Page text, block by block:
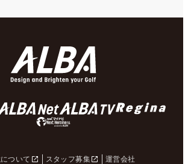
ついて スタッフ募集
運営会社